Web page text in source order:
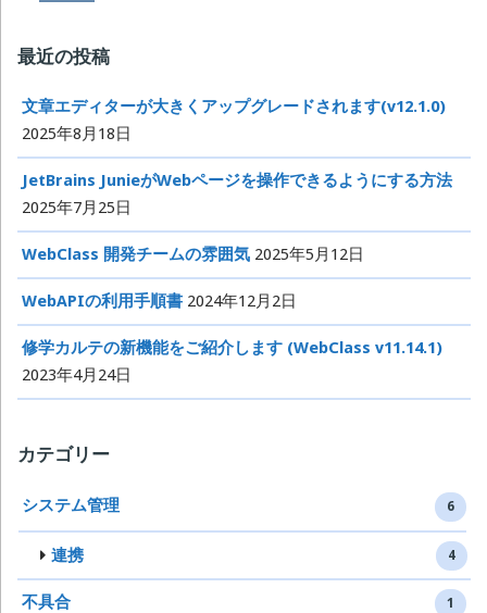
最近の投稿
文章エディターが大きくアップグレードされます(v12.1.0)
2025年8月18日
JetBrains JunieがWebページを操作できるようにする方法
2025年7月25日
WebClass 開発チームの雰囲気 2025年5月12日
WebAPIの利用手順書 2024年12月2日
修学カルテの新機能をご紹介します (WebClass v11.14.1)
2023年4月24日
カテゴリー
システム管理 6
連携 4
不具合 1